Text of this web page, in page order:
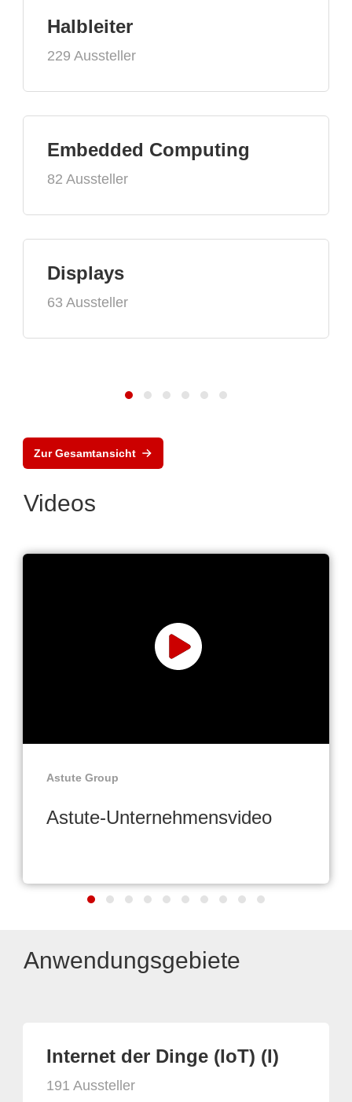
Halbleiter
229 Aussteller
Embedded Computing
82 Aussteller
Displays
63 Aussteller
Zur Gesamtansicht
Videos
Astute Group
Astute-Unternehmensvideo
Anwendungsgebiete
Internet der Dinge (IoT) (I)
191 Aussteller